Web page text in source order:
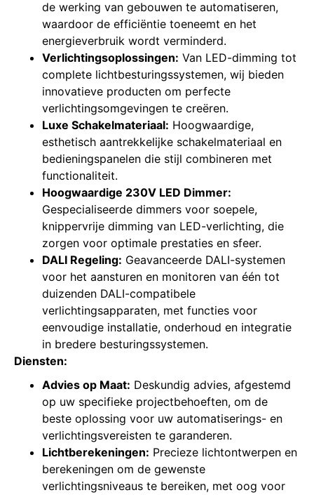
de werking van gebouwen te automatiseren,
waardoor de efficiëntie toeneemt en het
energieverbruik wordt verminderd.
Verlichtingsoplossingen: Van LED-dimming tot
complete lichtbesturingssystemen, wij bieden
innovatieve producten om perfecte
verlichtingsomgevingen te creëren.
Luxe Schakelmateriaal: Hoogwaardige,
esthetisch aantrekkelijke schakelmateriaal en
bedieningspanelen die stijl combineren met
functionaliteit.
Hoogwaardige 230V LED Dimmer:
Gespecialiseerde dimmers voor soepele,
knippervrije dimming van LED-verlichting, die
zorgen voor optimale prestaties en sfeer.
DALI Regeling: Geavanceerde DALI-systemen
voor het aansturen en monitoren van één tot
duizenden DALI-compatibele
verlichtingsapparaten, met functies voor
eenvoudige installatie, onderhoud en integratie
in bredere besturingssystemen.
Diensten:
Advies op Maat: Deskundig advies, afgestemd
op uw specifieke projectbehoeften, om de
beste oplossing voor uw automatiserings- en
verlichtingsvereisten te garanderen.
Lichtberekeningen: Precieze lichtontwerpen en
berekeningen om de gewenste
verlichtingsniveaus te bereiken, met oog voor